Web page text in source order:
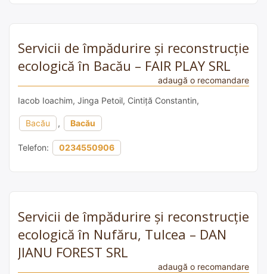
Servicii de împădurire și reconstrucție
ecologică în Bacău – FAIR PLAY SRL
adaugă o recomandare
Iacob Ioachim, Jinga Petoil, Cintiță Constantin,
Bacău , Bacău
Telefon: 0234550906
Servicii de împădurire și reconstrucție
ecologică în Nufăru, Tulcea – DAN
JIANU FOREST SRL
adaugă o recomandare